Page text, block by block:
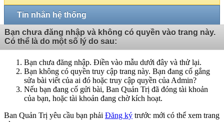
Tin nhắn hệ thống
Bạn chưa đăng nhập và không có quyền vào trang này.
Có thể là do một số lý do sau:
Bạn chưa đăng nhập. Điền vào mẫu dưới đây và thử lại.
Bạn không có quyền truy cập trang này. Bạn đang cố gắng
sửa bài viết của ai đó hoặc truy cập quyền của Admin?
Nếu bạn đang cố gửi bài, Ban Quản Trị đã đóng tài khoản
của bạn, hoặc tài khoản đang chờ kích hoạt.
Ban Quản Trị yêu cầu bạn phải Đăng ký trước mới có thể xem trang